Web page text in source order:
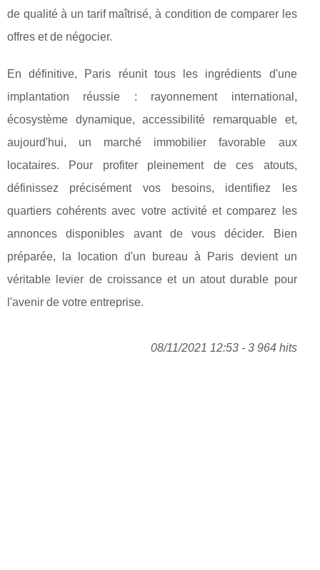
de qualité à un tarif maîtrisé, à condition de comparer les
offres et de négocier.
En définitive, Paris réunit tous les ingrédients d'une
implantation réussie : rayonnement international,
écosystème dynamique, accessibilité remarquable et,
aujourd'hui, un marché immobilier favorable aux
locataires. Pour profiter pleinement de ces atouts,
définissez précisément vos besoins, identifiez les
quartiers cohérents avec votre activité et comparez les
annonces disponibles avant de vous décider. Bien
préparée, la location d'un bureau à Paris devient un
véritable levier de croissance et un atout durable pour
l'avenir de votre entreprise.
08/11/2021 12:53 - 3 964 hits